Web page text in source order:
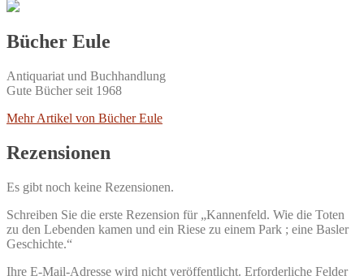
Bücher Eule
Antiquariat und Buchhandlung
Gute Bücher seit 1968
Mehr Artikel von Bücher Eule
Rezensionen
Es gibt noch keine Rezensionen.
Schreiben Sie die erste Rezension für „Kannenfeld. Wie die Toten
zu den Lebenden kamen und ein Riese zu einem Park ; eine Basler
Geschichte.“
Ihre E-Mail-Adresse wird nicht veröffentlicht. Erforderliche Felder